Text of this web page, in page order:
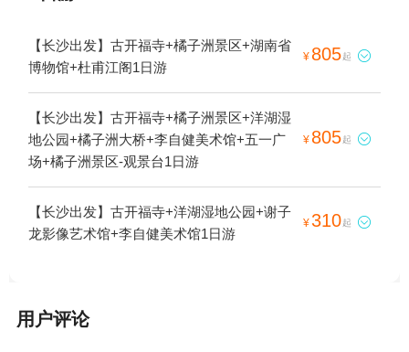
【长沙出发】古开福寺+橘子洲景区+湖南省
博物馆+杜甫江阁1日游
¥ 805起 
【长沙出发】古开福寺+橘子洲景区+洋湖湿
地公园+橘子洲大桥+李自健美术馆+五一广
场+橘子洲景区-观景台1日游
¥ 805起 
【长沙出发】古开福寺+洋湖湿地公园+谢子
龙影像艺术馆+李自健美术馆1日游
¥310起 
用户评论